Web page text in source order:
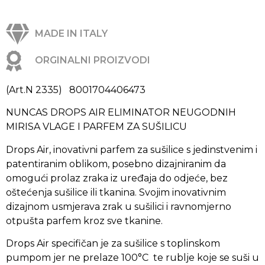
MADE IN ITALY
ORGINALNI PROIZVODI
(Art.N 2335) 8001704406473
NUNCAS DROPS AIR ELIMINATOR NEUGODNIH
MIRISA VLAGE I PARFEM ZA SUŠILICU
Drops Air, inovativni parfem za sušilice s jedinstvenim i
patentiranim oblikom, posebno dizajniranim da
omogući prolaz zraka iz uređaja do odjeće, bez
oštećenja sušilice ili tkanina. Svojim inovativnim
dizajnom usmjerava zrak u sušilici i ravnomjerno
otpušta parfem kroz sve tkanine.
Drops Air specifičan je za sušilice s toplinskom
pumpom jer ne prelaze 100°C te rublje koje se suši u